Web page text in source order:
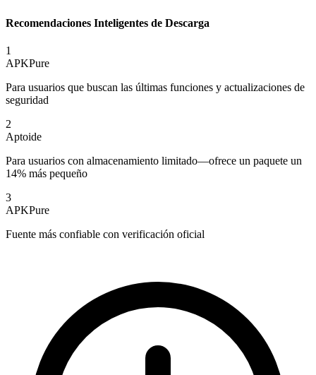
Recomendaciones Inteligentes de Descarga
1
APKPure
Para usuarios que buscan las últimas funciones y actualizaciones de
seguridad
2
Aptoide
Para usuarios con almacenamiento limitado—ofrece un paquete un
14% más pequeño
3
APKPure
Fuente más confiable con verificación oficial